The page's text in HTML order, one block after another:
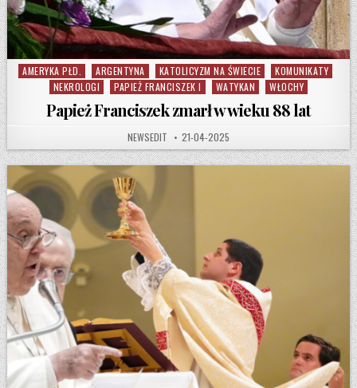
Posted in
AMERYKA PŁD. ARGENTYNA KATOLICYZM NA ŚWIECIE
KOMUNIKATY
NEKROLOGI
PAPIEŻ FRANCISZEK I WATYKAN WŁOCHY
Papież Franciszek zmarł w wieku 88 lat
AUTHOR:
NEWSEDIT PUBLISHED DATE:
21-04-2025